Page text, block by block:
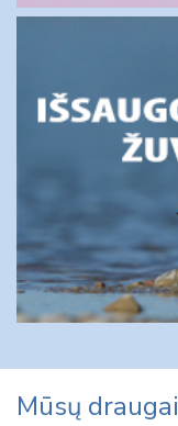
Mūsų draugai